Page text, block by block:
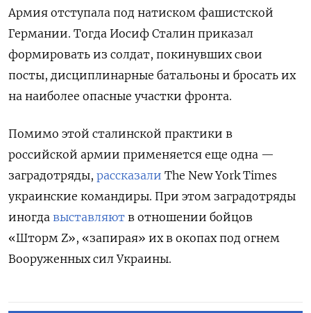
Армия отступала под натиском фашистской
Германии. Тогда Иосиф Сталин приказал
формировать из солдат, покинувших свои
посты, дисциплинарные батальоны и бросать их
на наиболее опасные участки фронта.
Помимо этой сталинской практики в
российской армии применяется еще одна —
заградотряды, рассказали The New York Times
украинские командиры. При этом заградотряды
иногда выставляют в отношении бойцов
«Шторм Z», «запирая» их в окопах под огнем
Вооруженных сил Украины.